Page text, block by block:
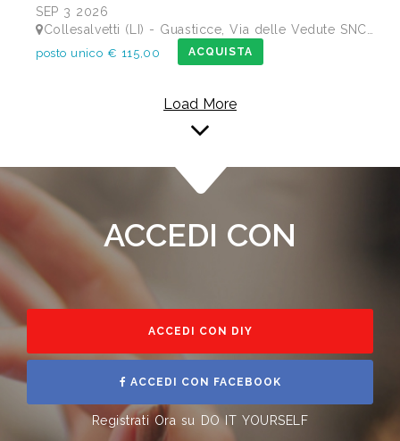
SEP 3 2026
Collesalvetti (LI) - Guasticce, Via delle Vedute SNC - Lago Alberto, Tenuta Bellavista Insuese
posto unico € 115,00 ACQUISTA
Load More
ACCEDI CON
ACCEDI CON DIY
ACCEDI CON FACEBOOK
Registrati Ora su DO IT YOURSELF